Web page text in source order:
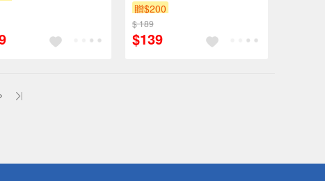
贈$200
$ 189
$139